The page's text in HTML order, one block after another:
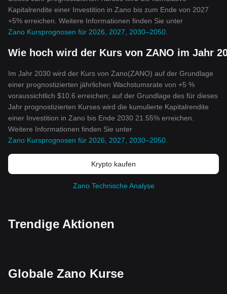
Kapitalrendite einer Investition in Zano bis zum Ende von 2027
+5% erreichen. Weitere Informationen finden Sie unter
Zano Kursprognosen für 2026, 2027, 2030–2050
Wie hoch wird der Kurs von ZANO im Jahr
Im Jahr 2030 wird der Kurs von Zano(ZANO) auf der Grundlage
einer prognostizierten jährlichen Wachstumsrate von +5 %
voraussichtlich $10.6 erreichen; auf der Grundlage des für dieses
Jahr prognostizierten Kurses wird die kumulierte Kapitalrendite
einer Investition in Zano bis Ende 2030 21.55% erreichen.
Weitere Informationen finden Sie unter
Zano Kursprognosen für 2026, 2027, 2030–2050
Krypto kaufen
Zano Technische Analyse
Trendige Aktionen
Globale Zano Kurse